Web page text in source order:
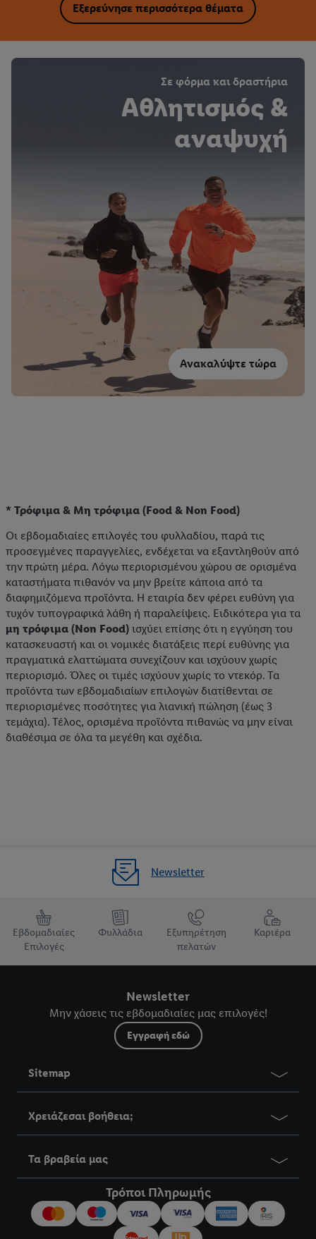
Εξερεύνησε περισσότερα θέματα
Σε φόρμα και δραστήρια
Αθλητισμός &
αναψυχή
Ανακαλύψτε τώρα
* Τρόφιμα & Μη τρόφιμα (Food & Non Food)
Οι εβδομαδιαίες επιλογές του φυλλαδίου, παρά τις
προσεγμένες παραγγελίες, ενδέχεται να εξαντληθούν από
την πρώτη μέρα. Λόγω περιορισμένου χώρου σε ορισμένα
καταστήματα πιθανόν να μην βρείτε κάποια από τα
διαφημιζόμενα προϊόντα. Η εταιρία δεν φέρει ευθύνη για
τυχόν τυπογραφικά λάθη ή παραλείψεις. Ειδικότερα για τα
μη τρόφιμα (Non Food) ισχύει επίσης ότι η εγγύηση του
κατασκευαστή και οι νομικές διατάξεις περί ευθύνης για
πραγματικά ελαττώματα συνεχίζουν και ισχύουν χωρίς
περιορισμό. Όλες οι τιμές ισχύουν χωρίς το ντεκόρ. Τα
προϊόντα των εβδομαδιαίων επιλογών διατίθενται σε
περιορισμένες ποσότητες για λιανική πώληση (έως 3
τεμάχια). Τέλος, ορισμένα προϊόντα πιθανώς να μην είναι
διαθέσιμα σε όλα τα μεγέθη και σχέδια.
Newsletter
Εβδομαδιαίες
Επιλογές
Φυλλάδια
Εξυπηρέτηση
πελατών
Καριέρα
Newsletter
Μην χάσεις τις εβδομαδιαίες μας επιλογές!
Εγγραφή εδώ
Sitemap
Χρειάζεσαι βοήθεια;
Τα βραβεία μας
Τρόποι Πληρωμής